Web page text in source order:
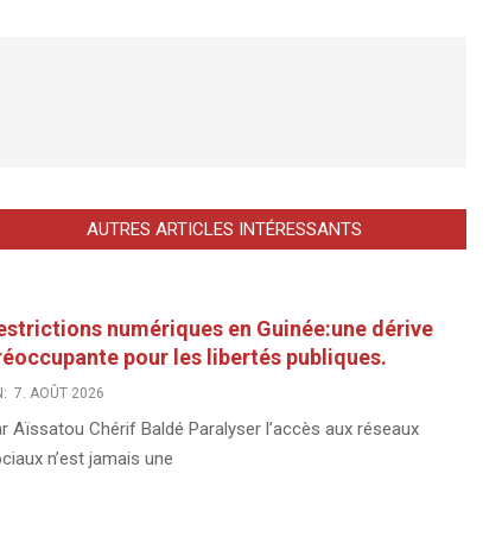
AUTRES ARTICLES INTÉRESSANTS
numériques en Guinée:une dérive
pour les libertés publiques.
7. AOÛT 2026
Aïssatou Chérif Baldé Paralyser l’accès aux réseaux
n’est jamais une